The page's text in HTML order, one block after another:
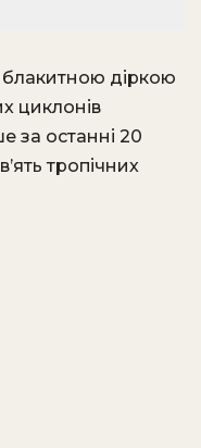
діркою
циклонів
за останні 20
тропічних